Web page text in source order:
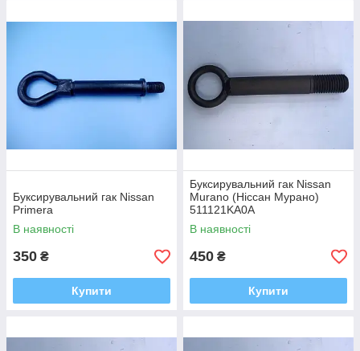
Буксирувальний гак Nissan
Primera
В наявності
350 ₴
Купити
Буксирувальний гак Nissan
Murano (Ніссан Мурано)
511121KA0A
В наявності
450 ₴
Купити